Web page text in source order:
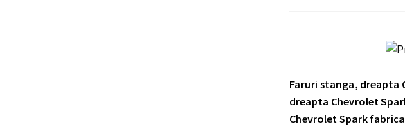
Faruri stanga, dreapta
dreapta Chevrolet
Chevrolet Spark